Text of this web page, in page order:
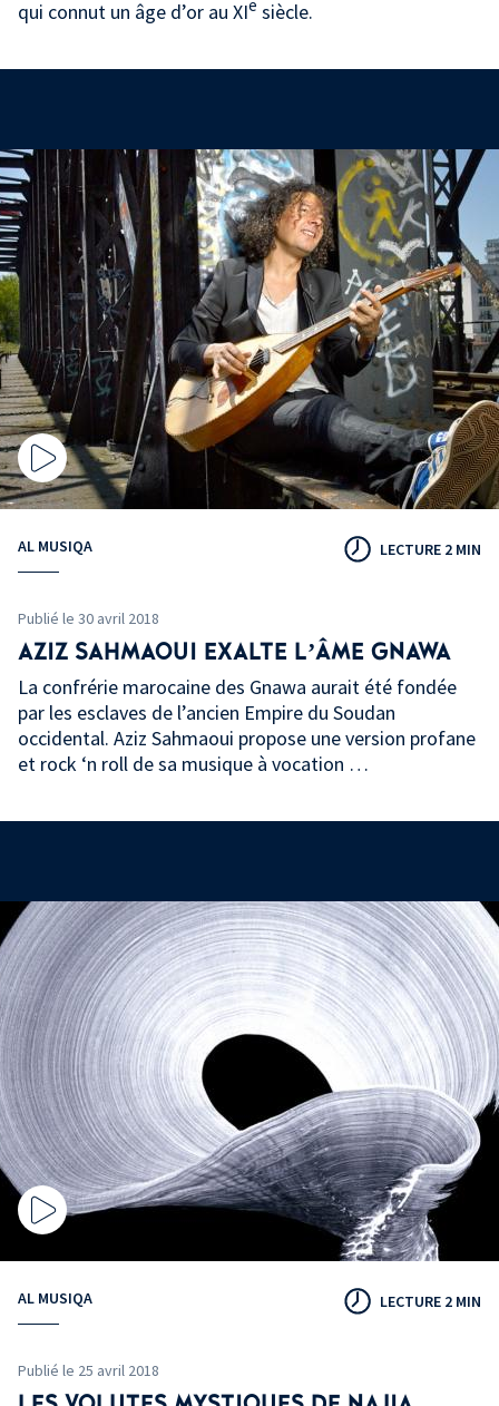
qui connut un âge d’or au XIe siècle.
AL MUSIQA LECTURE 2 MIN
Publié le 30 avril 2018
AZIZ SAHMAOUI EXALTE L’ÂME GNAWA
La confrérie marocaine des Gnawa aurait été fondée
par les esclaves de l’ancien Empire du Soudan
occidental. Aziz Sahmaoui propose une version profane
et rock ‘n roll de sa musique à vocation …
AL MUSIQA LECTURE 2 MIN
Publié le 25 avril 2018